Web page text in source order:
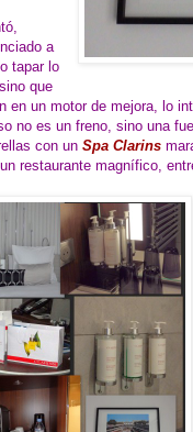
a
tapar lo
que
en un motor de mejora, lo
no es un freno, sino una
con un Spa Clarins
restaurante magnífico,